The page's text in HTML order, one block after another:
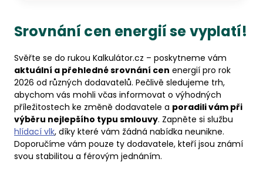
Srovnání cen energií se vyplatí!
Svěřte se do rukou Kalkulátor.cz – poskytneme vám
aktuální a přehledné srovnání cen energií pro rok
2026 od různých dodavatelů. Pečlivě sledujeme trh,
abychom vás mohli včas informovat o výhodných
příležitostech ke změně dodavatele a poradili vám při
výběru nejlepšího typu smlouvy. Zapněte si službu
hlídací vlk, díky které vám žádná nabídka neunikne.
Doporučíme vám pouze ty dodavatele, kteří jsou známí
svou stabilitou a férovým jednáním.